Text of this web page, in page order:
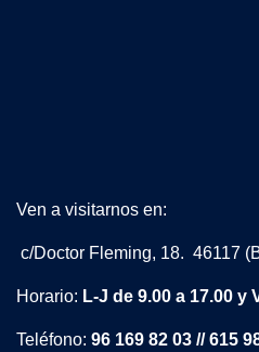
Ven a visitarnos en:
c/Doctor Fleming, 18. 46117
Horario: L-J de 9.00 a 17.00 y
Teléfono: 96 169 82 03 // 615